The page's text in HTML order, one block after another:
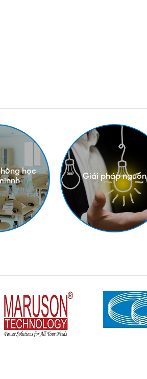
học
Giải pháp nguồn